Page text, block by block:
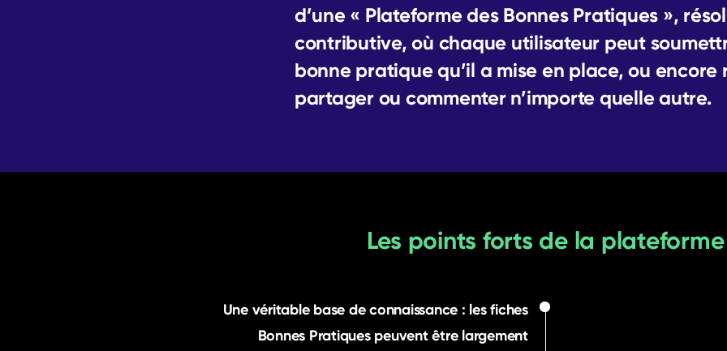
d’une « Plateforme des Bonnes Pratiques »,
contributive, où chaque utilisateur peut
bonne pratique qu’il a mise en place, ou encore
partager ou commenter n’importe quelle autre.
Les points forts de la plateforme
Une véritable base de connaissance : les fiches
Bonnes Pratiques peuvent être largement